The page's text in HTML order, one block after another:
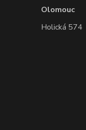
Olomouc
Holická 574